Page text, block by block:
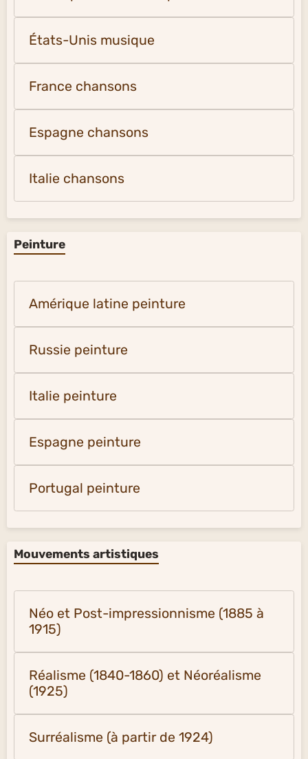
États-Unis musique
France chansons
Espagne chansons
Italie chansons
Peinture
Amérique latine peinture
Russie peinture
Italie peinture
Espagne peinture
Portugal peinture
Mouvements artistiques
Néo et Post-impressionnisme (1885 à
1915)
Réalisme (1840-1860) et Néoréalisme
(1925)
Surréalisme (à partir de 1924)